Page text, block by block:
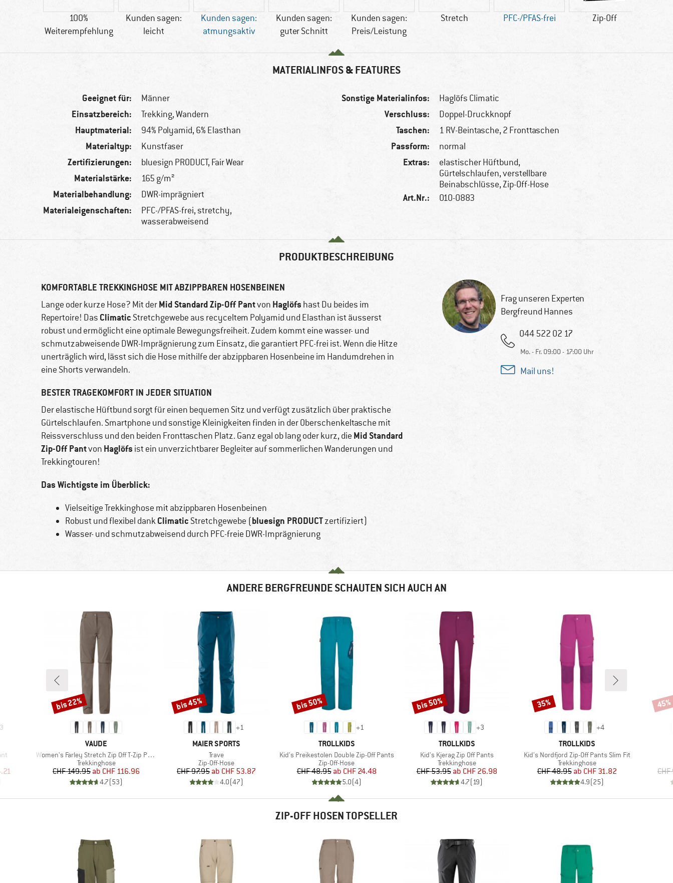
100%
Weiterempfehlung
Kunden sagen:
leicht
Kunden sagen:
atmungsaktiv
Kunden sagen:
guter Schnitt
Kunden sagen:
Preis/Leistung
Stretch PFC-/PFAS-frei Zip-Off
MATERIALINFOS & FEATURES
Geeignet für: Männer
Einsatzbereich: Trekking, Wandern
Hauptmaterial: 94% Polyamid, 6% Elasthan
Materialtyp: Kunstfaser
Zertifizierungen: bluesign PRODUCT, Fair Wear
Materialstärke: 165 g/m²
Materialbehandlung: DWR-imprägniert
Materialeigenschaften:
PFC-/PFAS-frei, stretchy,
wasserabweisend
Sonstige Materialinfos: Haglöfs Climatic
Verschluss: Doppel-Druckknopf
Taschen: 1 RV-Beintasche, 2 Fronttaschen
Passform: normal
Extras:
elastischer Hüftbund,
Gürtelschlaufen, verstellbare
Beinabschlüsse, Zip-Off-Hose
Art.Nr.: 010-0883
PRODUKTBESCHREIBUNG
KOMFORTABLE TREKKINGHOSE MIT ABZIPPBAREN HOSENBEINEN
Lange oder kurze Hose? Mit derMid Standard Zip-Off Pantvon Haglöfs hast Du beides im
Repertoire! Das Climatic Stretchgewebe aus recyceltem Polyamid und Elasthan ist äusserst
robust und ermöglicht eine optimale Bewegungsfreiheit. Zudem kommt eine wasser- und
schmutzabweisende DWR-Imprägnierung zum Einsatz, die garantiert PFC-frei ist. Wenn die Hitze
unerträglich wird, lässt sich die Hose mithilfe der abzippbaren Hosenbeine im Handumdrehen in
eine Shorts verwandeln.
BESTER TRAGEKOMFORT IN JEDER SITUATION
Der elastische Hüftbund sorgt für einen bequemen Sitz und verfügt zusätzlich über praktische
Gürtelschlaufen. Smartphone und sonstige Kleinigkeiten finden in der Oberschenkeltasche mit
Reissverschluss und den beiden Fronttaschen Platz. Ganz egal ob lang oder kurz, die Mid Standard
Zip-Off Pantvon Haglöfs ist ein unverzichtbarer Begleiter auf sommerlichen Wanderungen und
Trekkingtouren!
Das Wichtigste im Überblick:
Vielseitige Trekkinghose mit abzippbaren Hosenbeinen
Robust und flexibel dankClimatic Stretchgewebe (bluesign PRODUCTzertifiziert)
Wasser- und schmutzabweisend durch PFC-freie DWR-Imprägnierung
Frag unseren Experten
Bergfreund Hannes
044 522 02 17
Mo. - Fr. 09:00 - 17:00 Uhr
Mail uns!
ANDERE BERGFREUNDE SCHAUTEN SICH AUCH AN
3
Preis
MARKE
VAUDE
Artikel
Women's Farley Stretch Zip Off T-Zip Pants II
Produktgruppe
Trekkinghose
Preis
CHF 149.95 reduzierter Preis
ab CHF 116.96
4.7(53)
Rabatt
bis 22%
+1
MARKE
MAIER SPORTS
Artikel
Trave
Produktgruppe
Zip-Off-Hose
Preis
CHF 97.95 reduzierter Preis
ab CHF 53.87
4.0(47)
Rabatt
bis 45%
+1
MARKE
TROLLKIDS
Artikel
Kid's Preikestolen Double Zip-Off Pants
Produktgruppe
Zip-Off-Hose
Preis
CHF 48.95 reduzierter Preis
ab CHF 24.48
5.0(4)
Rabatt
bis 50%
+3
MARKE
TROLLKIDS
Artikel
Kid's Kjerag Zip Off Pants
Produktgruppe
Trekkinghose
Preis
CHF 53.95 reduzierter Preis
ab CHF 26.98
4.7(19)
Rabatt
bis 50%
+4
MARKE
TROLLKIDS
Artikel
Kid's Nordfjord Zip-Off Pants Slim Fit
Produktgruppe
Trekkinghose
Preis
CHF 48.95 reduzierter Preis
ab CHF 31.82
4.9(25)
Rabatt
35% 45%
ZIP-OFF HOSEN TOPSELLER